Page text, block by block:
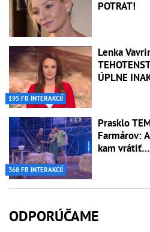
POTRAT!
195 FB INTERAKCIÍ
Lenka
ÚPLNE
368 FB INTERAKCIÍ
Prasklo
Farmárov:
kam
ODPORÚČAME